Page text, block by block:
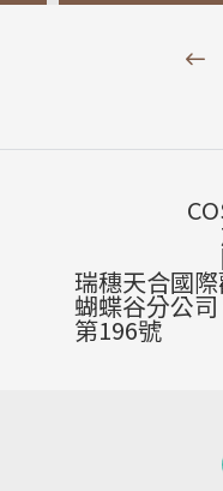
瑞穗天合國
蝴蝶谷分公
第196號